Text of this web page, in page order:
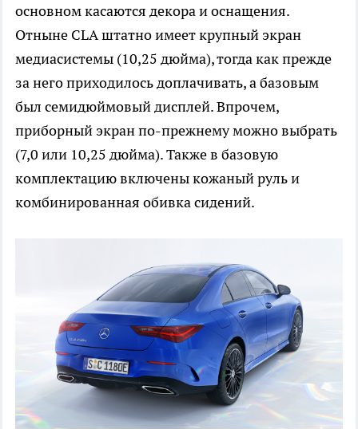
основном касаются декора и оснащения.
Отныне CLA штатно имеет крупный экран
медиасистемы (10,25 дюйма), тогда как прежде
за него приходилось доплачивать, а базовым
был семидюймовый дисплей. Впрочем,
приборный экран по-прежнему можно выбрать
(7,0 или 10,25 дюйма). Также в базовую
комплектацию включены кожаный руль и
комбинированная обивка сидений.